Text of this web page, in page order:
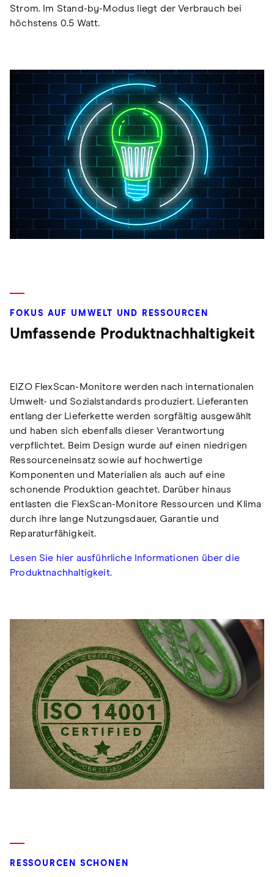
Strom. Im Stand-by-Modus liegt der Verbrauch bei
höchstens 0.5 Watt.
FOKUS AUF UMWELT UND RESSOURCEN
Umfassende Produktnachhaltigkeit
EIZO FlexScan-Monitore werden nach internationalen
Umwelt- und Sozialstandards produziert. Lieferanten
entlang der Lieferkette werden sorgfältig ausgewählt
und haben sich ebenfalls dieser Verantwortung
verpflichtet. Beim Design wurde auf einen niedrigen
Ressourceneinsatz sowie auf hochwertige
Komponenten und Materialien als auch auf eine
schonende Produktion geachtet. Darüber hinaus
entlasten die FlexScan-Monitore Ressourcen und Klima
durch ihre lange Nutzungsdauer, Garantie und
Reparaturfähigkeit.
Lesen Sie hier ausführliche Informationen über die
Produktnachhaltigkeit.
RESSOURCEN SCHONEN